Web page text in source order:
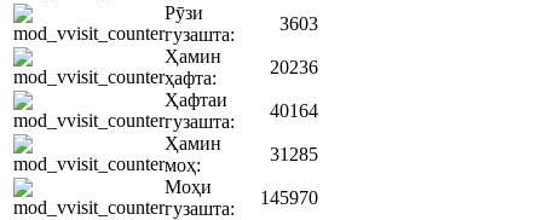
Рӯзи
гузашта:
3603
Ҳамин
ҳафта:
20236
Ҳафтаи
гузашта:
40164
Ҳамин
моҳ:
31285
Моҳи
гузашта:
145970